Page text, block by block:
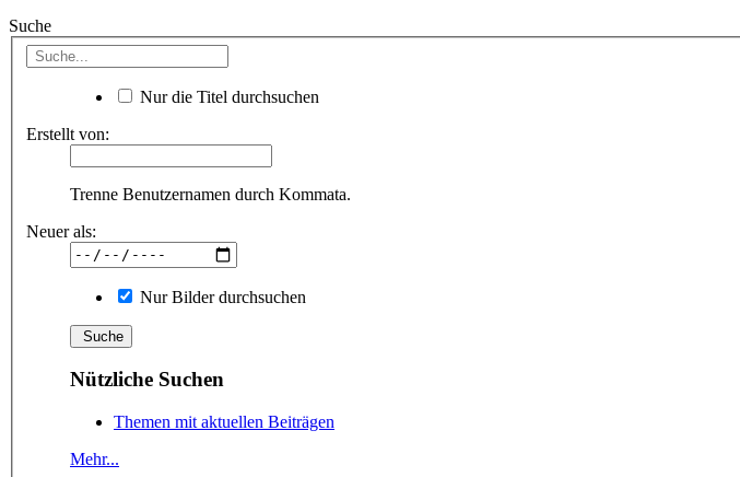
Suche
Nur die Titel durchsuchen
Erstellt von:
Trenne Benutzernamen durch Kommata.
Neuer als:
Nur Bilder durchsuchen
Nützliche Suchen
Themen mit aktuellen Beiträgen
Mehr...